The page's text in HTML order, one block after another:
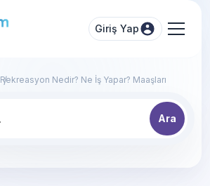
Giriş Yap
Rekreasyon Nedir? Ne İş Yapar? Maaşları
Ara